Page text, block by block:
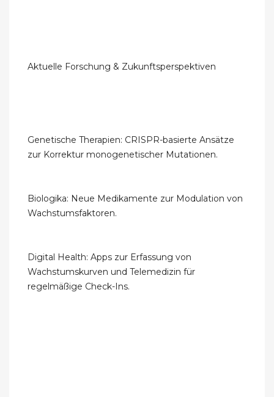
Aktuelle Forschung & Zukunftsperspektiven
Genetische Therapien: CRISPR-basierte Ansätze
zur Korrektur monogenetischer Mutationen.
Biologika: Neue Medikamente zur Modulation von
Wachstumsfaktoren.
Digital Health: Apps zur Erfassung von
Wachstumskurven und Telemedizin für
regelmäßige Check-Ins.